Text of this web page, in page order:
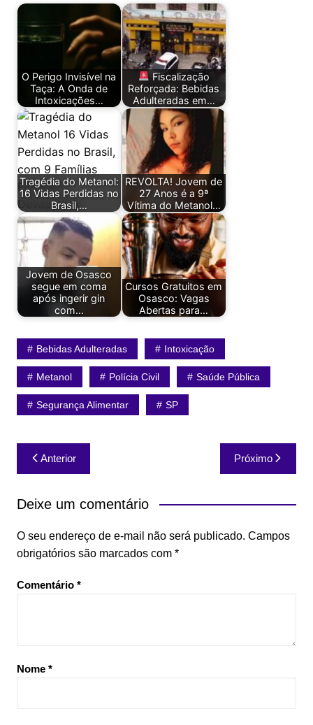
O Perigo Invisível na
Taça: A Onda de
Intoxicações…
Fiscalização
Reforçada: Bebidas
Adulteradas em…
Tragédia do Metanol:
16 Vidas Perdidas no
Brasil,…
REVOLTA! Jovem de
27 Anos é a 9ª
Vítima do Metanol…
Jovem de Osasco
segue em coma
após ingerir gin
com…
Cursos Gratuitos em
Osasco: Vagas
Abertas para…
Bebidas Adulteradas Intoxicação
Metanol Polícia Civil Saúde Pública
Segurança Alimentar SP
Navegação
de
Post
Anterior Próximo
Deixe um comentário
O seu endereço de e-mail não será publicado. Campos
obrigatórios são marcados com *
Comentário *
Nome *